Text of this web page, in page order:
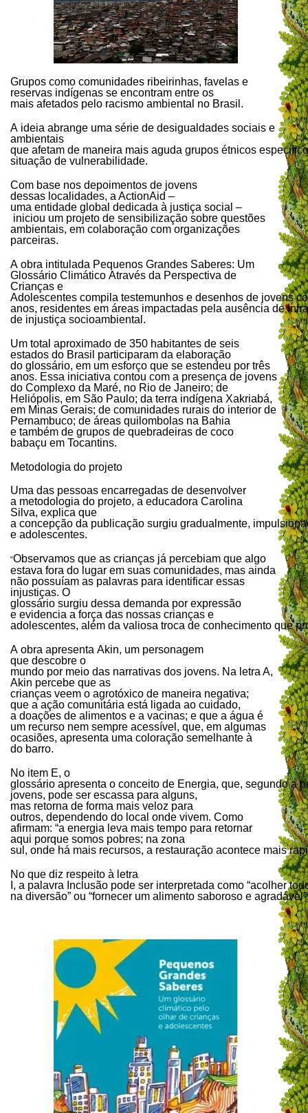
Grupos como comunidades ribeirinhas, favelas e
reservas indígenas se encontram entre os
mais afetados pelo racismo ambiental no Brasil.
A ideia abrange uma série de desigualdades sociais e
ambientais
que afetam de maneira mais aguda grupos étnicos
situação de vulnerabilidade.
Com base nos depoimentos de jovens
dessas localidades, a ActionAid –
uma entidade global dedicada à justiça social –
iniciou um projeto de sensibilização sobre questões
ambientais, em colaboração com organizações
parceiras.
A obra intitulada Pequenos Grandes Saberes: Um
Glossário Climático Através da Perspectiva de
Crianças e
Adolescentes compila testemunhos e desenhos de jovens
anos, residentes em áreas impactadas pela ausência de
de injustiça socioambiental.
Um total aproximado de 350 habitantes de seis
estados do Brasil participaram da elaboração
do glossário, em um esforço que se estendeu por três
anos. Essa iniciativa contou com a presença de jovens
do Complexo da Maré, no Rio de Janeiro; de
Heliópolis, em São Paulo; da terra indígena Xakriabá,
em Minas Gerais; de comunidades rurais do interior de
Pernambuco; de áreas quilombolas na Bahia
e também de grupos de quebradeiras de coco
babaçu em Tocantins.
Metodologia do projeto
Uma das pessoas encarregadas de desenvolver
a metodologia do projeto, a educadora Carolina
Silva, explica que
a concepção da publicação surgiu gradualmente,
e adolescentes.
“Observamos que as crianças já percebiam que algo
estava fora do lugar em suas comunidades, mas ainda
não possuíam as palavras para identificar essas
injustiças. O
glossário surgiu dessa demanda por expressão
e evidencia a força das nossas crianças e
adolescentes, além da valiosa troca de conhecimento que
A obra apresenta Akin, um personagem
que descobre o
mundo por meio das narrativas dos jovens. Na letra A,
Akin percebe que as
crianças veem o agrotóxico de maneira negativa;
que a ação comunitária está ligada ao cuidado,
a doações de alimentos e a vacinas; e que a água é
um recurso nem sempre acessível, que, em algumas
ocasiões, apresenta uma coloração semelhante à
do barro.
No item E, o
glossário apresenta o conceito de Energia, que, segundo a
jovens, pode ser escassa para alguns,
mas retorna de forma mais veloz para
outros, dependendo do local onde vivem. Como
afirmam: “a energia leva mais tempo para retornar
aqui porque somos pobres; na zona
sul, onde há mais recursos, a restauração acontece mais
No que diz respeito à letra
I, a palavra Inclusão pode ser interpretada como “acolher
na diversão” ou “fornecer um alimento saboroso e